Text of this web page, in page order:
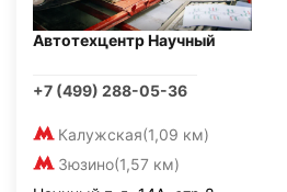
Автотехцентр Научный
+7 (499) 288-05-36
Калужская(1,09 км)
Зюзино(1,57 км)